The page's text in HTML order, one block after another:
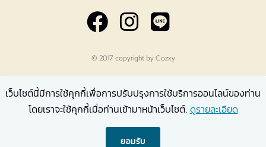
© 2017 copyright byCozxy
เว็บไซต์นี้มีการใช้คุกกี้เพื่อการปรับปรุงการใช้บริการออนไลน์ของท่าน
โดยเราจะใช้คุกกี้เมื่อท่านเข้ามาหน้าเว็บไซต์. ดูรายละเอียด
ยอมรับ